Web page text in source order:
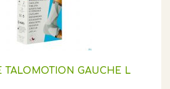
TALOMOTION GAUCHE L